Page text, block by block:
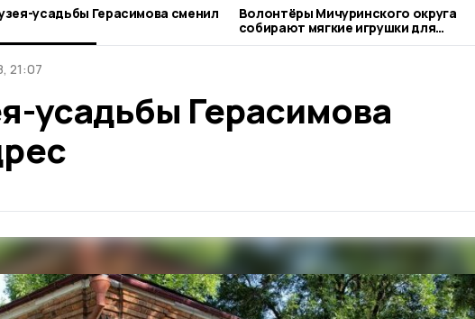
усадьбы Герасимова сменил
Волонтёры Мичуринского округа
собирают мягкие игрушки для
бездомных животных
21:07
усадьбы Герасимова